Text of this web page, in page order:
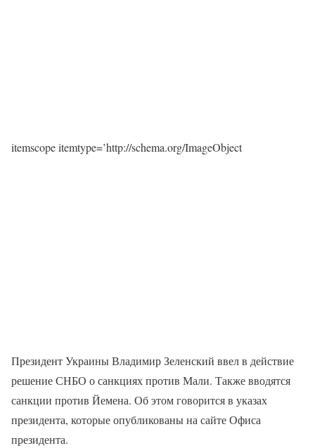
itemscope itemtype=’http://schema.org/ImageObject
Президент Украины Владимир Зеленский ввел в действие
решение СНБО о санкциях против Мали. Также вводятся
санкции против Йемена. Об этом говорится в указах
президента, которые опубликованы на сайте Офиса
президента.